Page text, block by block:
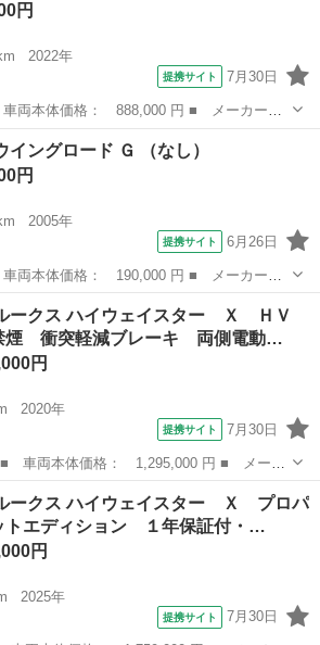
円
2022年
提携サイト 7月30日
ＡＤ ■ グレード名： ＶＥ エマブレ
車 衝突被害軽減ブレーキ ７型ナビ Ｂ
イングロード Ｇ （なし）
円
2005年
提携サイト 6月26日
ウイングロード ■ グレード名： Ｇ ■
枚数： 5D ■ ミッション： AT4速 ■...
ークス ハイウェイスター Ｘ ＨＶ
衝突軽減ブレーキ 両側電動…
円
2020年
提携サイト 7月30日
ルークス ■ グレード名： ハイウェイ
突軽減ブレーキ 両側電動スライドド
ークス ハイウェイスター Ｘ プロパ
トエディション １年保証付・…
円
2025年
提携サイト 7月30日